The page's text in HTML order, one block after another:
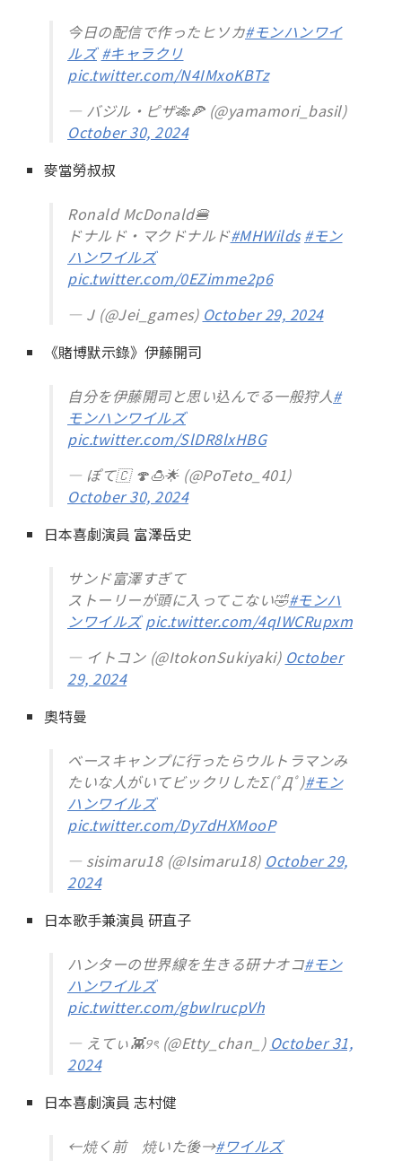
今日の配信で作ったヒソカ#モンハンワイ
ルズ #キャラクリ
pic.twitter.com/N4IMxoKBTz
— バジル・ピザ🎋🍕 (@yamamori_basil)
October 30, 2024
麥當勞叔叔
Ronald McDonald🍔
ドナルド・マクドナルド#MHWilds #モン
ハンワイルズ
pic.twitter.com/0EZimme2p6
— J (@Jei_games) October 29, 2024
《賭博默示錄》伊藤開司
自分を伊藤開司と思い込んでる一般狩人#
モンハンワイルズ
pic.twitter.com/SlDR8lxHBG
— ぽて🇨 🍄🍮🌟 (@PoTeto_401)
October 30, 2024
日本喜劇演員 富澤岳史
サンド富澤すぎて
ストーリーが頭に入ってこない🤣#モンハ
ンワイルズ pic.twitter.com/4qIWCRupxm
— イトコン (@ItokonSukiyaki) October
29, 2024
奧特曼
ベースキャンプに行ったらウルトラマンみ
たいな人がいてビックリしたΣ(ﾟДﾟ)#モン
ハンワイルズ
pic.twitter.com/Dy7dHXMooP
— sisimaru18 (@Isimaru18) October 29,
2024
日本歌手兼演員 研直子
ハンターの世界線を生きる研ナオコ#モン
ハンワイルズ
pic.twitter.com/gbwIrucpVh
— えてぃ👾୨ৎ (@Etty_chan_) October 31,
2024
日本喜劇演員 志村健
←焼く前 焼いた後→#ワイルズ